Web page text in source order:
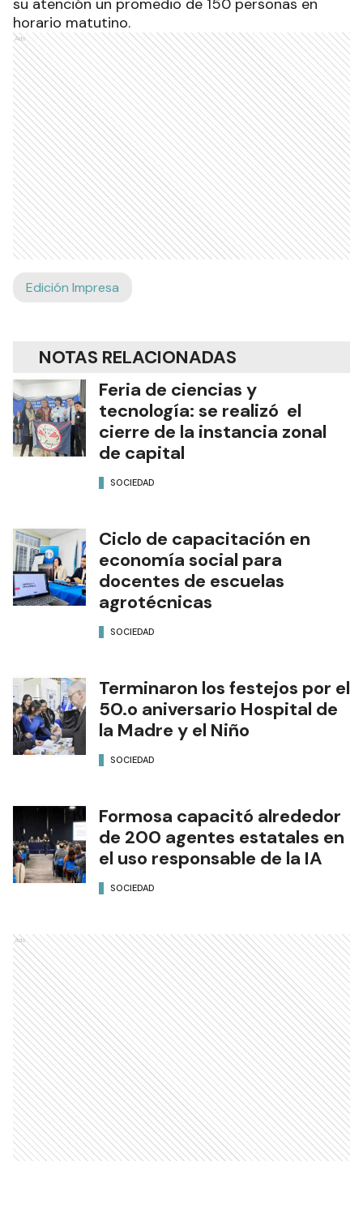
horario matutino.
Ads
Edición Impresa
NOTAS RELACIONADAS
Feria de ciencias y
tecnología: se realizó el
cierre de la instancia zonal
de capital
SOCIEDAD
Ciclo de capacitación en
economía social para
docentes de escuelas
agrotécnicas
SOCIEDAD
Terminaron los festejos por el
50.o aniversario Hospital de
la Madre y el Niño
SOCIEDAD
Formosa capacitó alrededor
de 200 agentes estatales en
el uso responsable de la IA
SOCIEDAD
Ads